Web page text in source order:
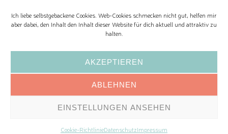
Ich liebe selbstgebackene Cookies. Web-Cookies schmecken nicht gut, helfen mir
aber dabei, den Inhalt den Inhalt dieser Website für dich aktuell und attraktiv zu
halten.
AKZEPTIEREN
ABLEHNEN
EINSTELLUNGEN ANSEHEN
Cookie-RichtlinieDatenschutzImpressum
Huberta Kunkel Dr. Schober-Straße 8, 1130 Wien,
ABONNIERE MEINEN NEWSLETTER!
Impressum|AGB|Datenschutz|Widerrufsbelehrung